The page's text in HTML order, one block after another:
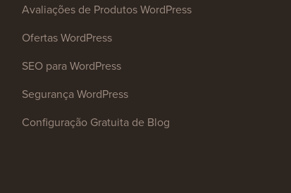
Avaliações de Produtos WordPress
Ofertas WordPress
SEO para WordPress
Segurança WordPress
Configuração Gratuita de Blog